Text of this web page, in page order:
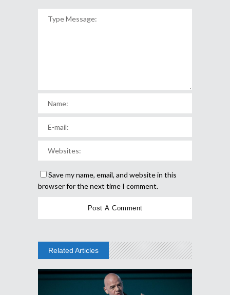
Save my name, email, and website in this
browser for the next time I comment.
Related Articles